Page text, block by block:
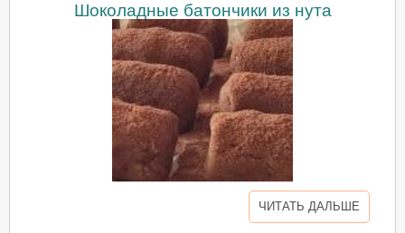
Шоколадные батончики из нута
ЧИТАТЬ ДАЛЬШЕ